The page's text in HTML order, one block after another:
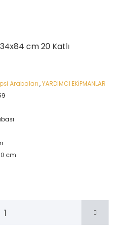
cm 20 Katlı
Arabaları ,YARDIMCI EKİPMANLAR
cm